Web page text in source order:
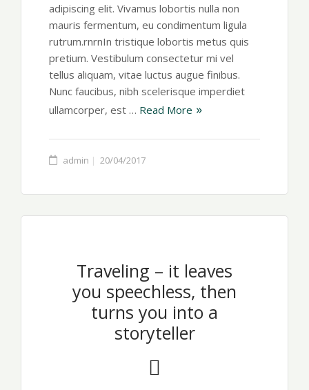
adipiscing elit. Vivamus lobortis nulla non
mauris fermentum, eu condimentum ligula
rutrum.rnrnIn tristique lobortis metus quis
pretium. Vestibulum consectetur mi vel
tellus aliquam, vitae luctus augue finibus.
Nunc faucibus, nibh scelerisque imperdiet
ullamcorper, est … Read More
admin 20/04/2017
Traveling – it leaves
you speechless, then
turns you into a
storyteller